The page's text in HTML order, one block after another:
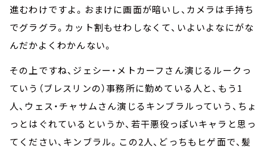
進むわけですよ。おまけに画面が暗いし、カメラは手持ち
でグラグラ。カット割もせわしなくて、いよいよなにがな
んだかよくわかんない。
その上ですね、ジェシー・メトカーフさん演じるルークっ
ていう（ブレスリンの）事務所に勤めている人と、もう1
人、ウェス・チャサムさん演じるキンブラルっていう、ちょ
っとはぐれているというか、若干悪役っぽいキャラと思っ
てください、キンブラル。この2人、どっちもヒゲ面で、髪